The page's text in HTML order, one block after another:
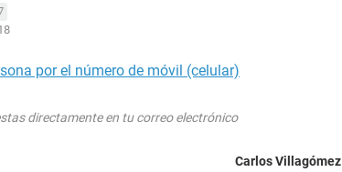
por el número de móvil (celular)
directamente en tu correo electrónico
Carlos Villagómez